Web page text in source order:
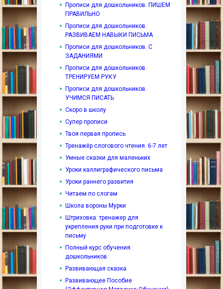
Прописи для дошкольников. ПИШЕМ
ПРАВИЛЬНО
Прописи для дошкольников.
РАЗВИВАЕМ НАВЫКИ ПИСЬМА
Прописи для дошкольников. С
ЗАДАНИЯМИ
Прописи для дошкольников.
ТРЕНИРУЕМ РУКУ
Прописи для дошкольников.
УЧИМСЯ ПИСАТЬ
Скоро в школу
Супер прописи
Твоя первая пропись
Тренажёр слогового чтения. 6-7 лет
Умные сказки для маленьких
Уроки каллиграфического письма
Уроки раннего развития
Читаем по слогам
Школа вороны Мурки
Штриховка: тренажер для
укрепления руки при подготовке к
письму
Полный курс обучения
дошкольников
Развивающая сказка
Развивающее Пособие